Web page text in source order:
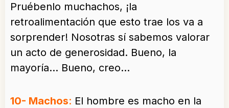
Pruébenlo muchachos, ¡la
retroalimentación que esto trae los va a
sorprender! Nosotras sí sabemos valorar
un acto de generosidad. Bueno, la
mayoría… Bueno, creo…
10- Machos: El hombre es macho en la